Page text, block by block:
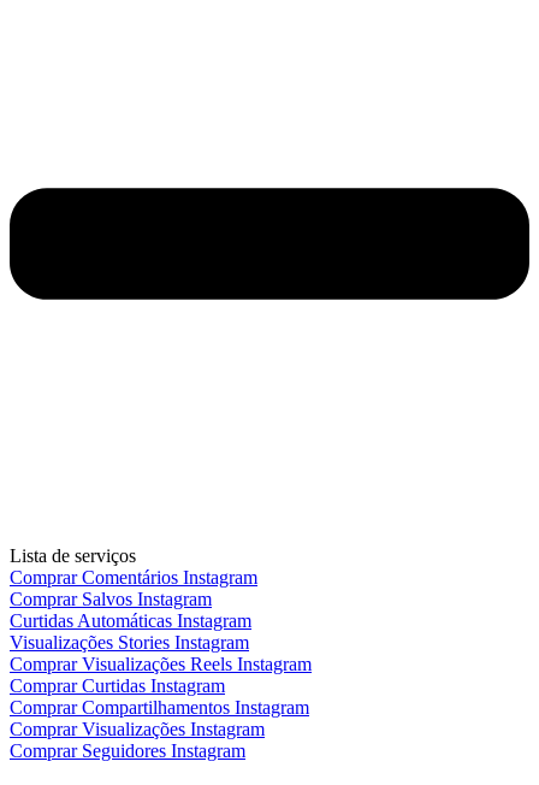
Lista de serviços
Comprar Comentários Instagram
Comprar Salvos Instagram
Curtidas Automáticas Instagram
Visualizações Stories Instagram
Comprar Visualizações Reels Instagram
Comprar Curtidas Instagram
Comprar Compartilhamentos Instagram
Comprar Visualizações Instagram
Comprar Seguidores Instagram